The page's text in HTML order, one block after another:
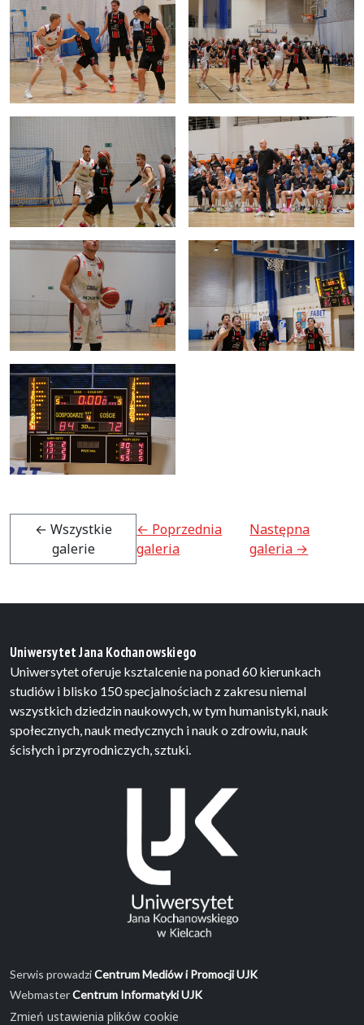
← Wszystkie
galerie
← Poprzednia
galeria
Następna
galeria →
Uniwersytet Jana Kochanowskiego
Uniwersytet oferuje ksztalcenie na ponad 60 kierunkach
studiów i blisko 150 specjalnościach z zakresu niemal
wszystkich dziedzin naukowych, w tym humanistyki, nauk
społecznych, nauk medycznych i nauk o zdrowiu, nauk
ścisłych i przyrodniczych, sztuki.
Serwis prowadziCentrum Mediów i Promocji UJK
WebmasterCentrum Informatyki UJK
Zmień ustawienia plików cookie